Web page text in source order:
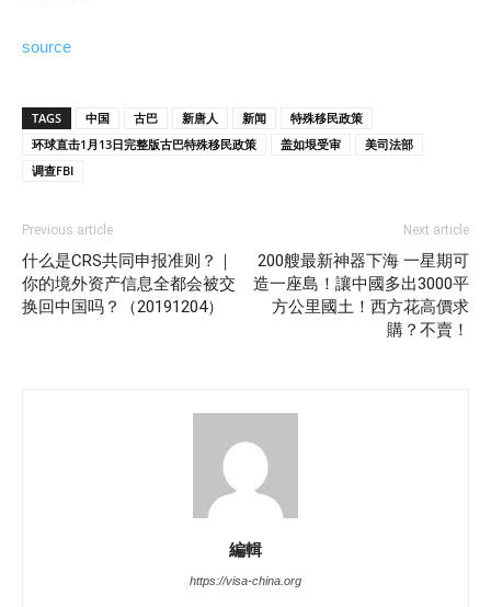
source
TAGS 中国 古巴 新唐人 新闻
特殊移民政策
环球直击1月13日完整版古巴特殊移民政策
盖如垠受审
美司法部
调查FBI
Previous article
什么是CRS共同申报准则？｜
你的境外资产信息全都会被交
换回中国吗？（20191204）
Next article
200艘最新神器下海 一星期可
造一座島！讓中國多出3000平
方公里國土！西方花高價求
購？不賣！
編輯
https://visa-china.org